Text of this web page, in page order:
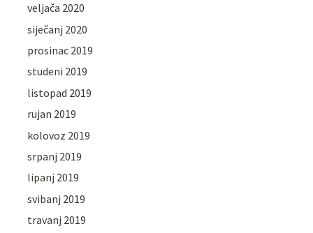
veljača 2020
siječanj 2020
prosinac 2019
studeni 2019
listopad 2019
rujan 2019
kolovoz 2019
srpanj 2019
lipanj 2019
svibanj 2019
travanj 2019